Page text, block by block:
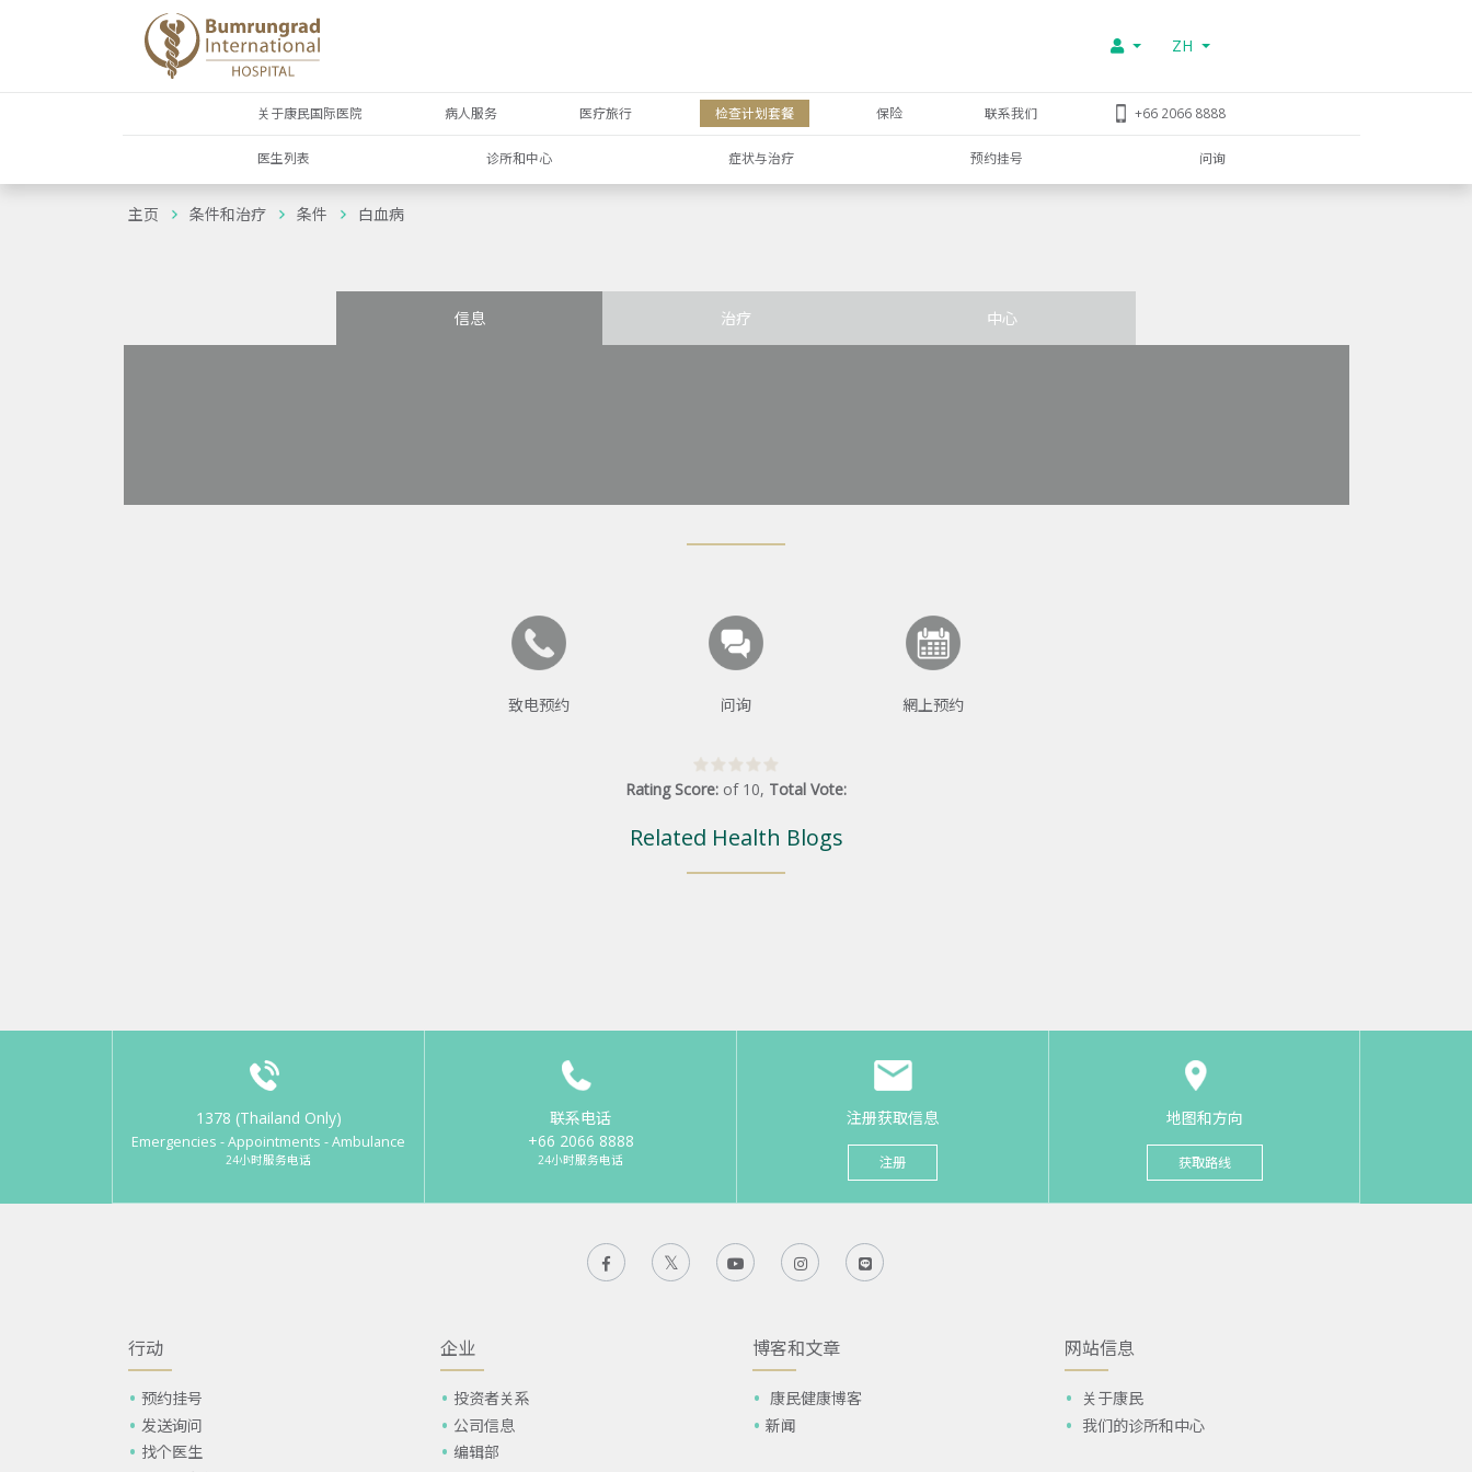
ZH
关于康民国际医院 病人服务 医疗旅行 检查计划套餐 保险 联系我们 +66 2066 8888
医生列表 诊所和中心 症状与治疗 预约挂号 问询
主页 条件和治疗 条件 白血病
信息 治疗 中心
致电预约 问询 網上预约
Rating Score: of 10, Total Vote:
Related Health Blogs
1378 (Thailand Only)
Emergencies - Appointments - Ambulance
24小时服务电话
联系电话
+66 2066 8888
24小时服务电话
注册获取信息
注册
地图和方向
获取路线
行动
预约挂号
发送询问
找个医生
企业
投资者关系
公司信息
编辑部
博客和文章
康民健康博客
新闻
网站信息
关于康民
我们的诊所和中心